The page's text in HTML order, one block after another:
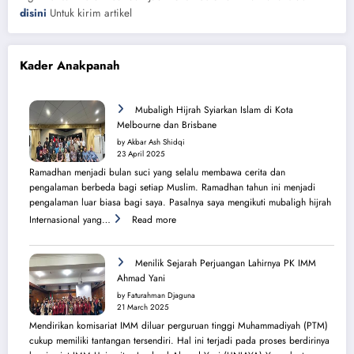
disini Untuk kirim artikel
Kader Anakpanah
Mubaligh Hijrah Syiarkan Islam di Kota
Melbourne dan Brisbane
by Akbar Ash Shidqi
23 April 2025
Ramadhan menjadi bulan suci yang selalu membawa cerita dan
pengalaman berbeda bagi setiap Muslim. Ramadhan tahun ini menjadi
pengalaman luar biasa bagi saya. Pasalnya saya mengikuti mubaligh hijrah
Internasional yang…
Read more:
Hijrah
Syiarkan
di
Melbourne
dan
Menilik Sejarah Perjuangan Lahirnya PK IMM
Ahmad Yani
by Faturahman Djaguna
21 March 2025
Mendirikan komisariat IMM diluar perguruan tinggi Muhammadiyah (PTM)
cukup memiliki tantangan tersendiri. Hal ini terjadi pada proses berdirinya